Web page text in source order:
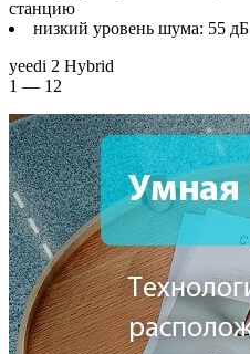
станцию
низкий уровень шума: 55 дБ
yeedi 2 Hybrid
1 — 12